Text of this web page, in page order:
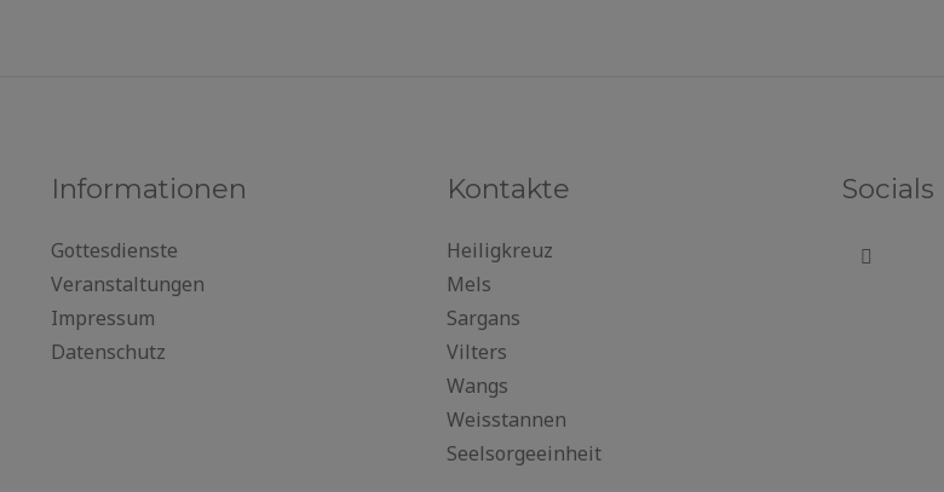
Informationen
Gottesdienste
Veranstaltungen
Impressum
Datenschutz
Kontakte
Heiligkreuz
Mels
Sargans
Vilters
Wangs
Weisstannen
Seelsorgeeinheit
Socials